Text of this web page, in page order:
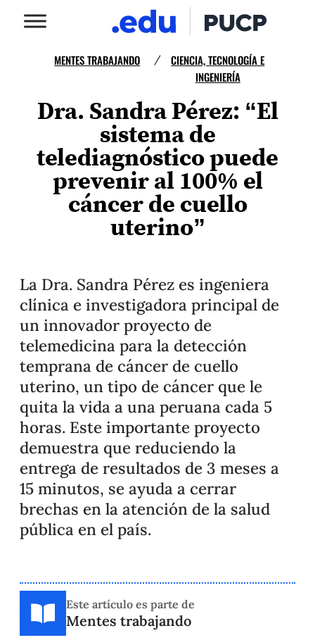
MENTES TRABAJANDO /
CIENCIA, TECNOLOGÍA E
INGENIERÍA
Dra. Sandra Pérez: “El
sistema de
telediagnóstico puede
prevenir al 100% el
cáncer de cuello
uterino”
La Dra. Sandra Pérez es ingeniera
clínica e investigadora principal de
un innovador proyecto de
telemedicina para la detección
temprana de cáncer de cuello
uterino, un tipo de cáncer que le
quita la vida a una peruana cada 5
horas. Este importante proyecto
demuestra que reduciendo la
entrega de resultados de 3 meses a
15 minutos, se ayuda a cerrar
brechas en la atención de la salud
pública en el país.
Este artículo es parte de
Mentes trabajando